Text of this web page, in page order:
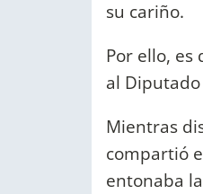
su cariño.
Por ello,
al
Mientras
compartió
entonaba